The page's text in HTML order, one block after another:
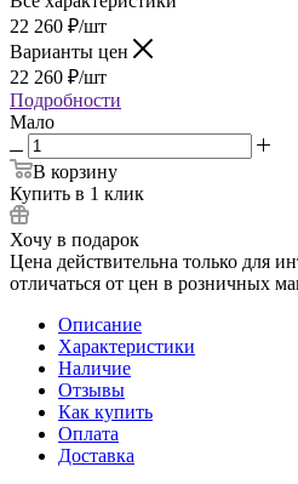
22 260 ₽/шт
Варианты цен
22 260 ₽/шт
Подробности
Мало
В корзину
Купить в 1 клик
Хочу в подарок
Цена действительна только для
отличаться от цен в розничных
Описание
Характеристики
Наличие
Отзывы
Как купить
Оплата
Доставка